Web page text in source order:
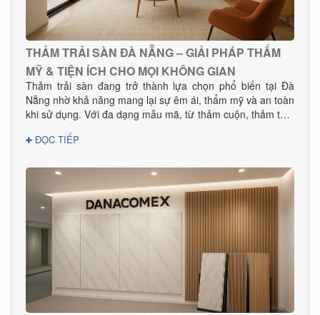
THẢM TRẢI SÀN ĐÀ NẴNG – GIẢI PHÁP THẨM
MỸ & TIỆN ÍCH CHO MỌI KHÔNG GIAN
Thảm trải sàn đang trở thành lựa chọn phổ biến tại Đà
Nẵng nhờ khả năng mang lại sự êm ái, thẩm mỹ và an toàn
khi sử dụng. Với đa dạng mẫu mã, từ thảm cuộn, thảm tấm
mọi nhu cầu decor và thi công dự án.
ĐỌC TIẾP